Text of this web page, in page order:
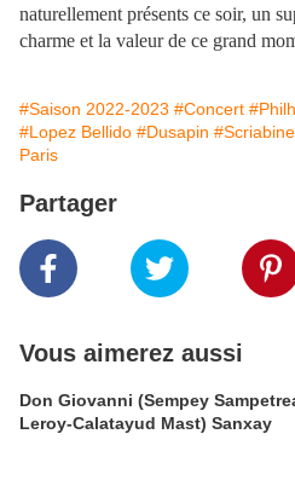
naturellement présents ce soir, un
charme et la valeur de ce grand
#Saison 2022-2023 #Concert
#Lopez Bellido #Dusapin #Scriabine
Paris
Partager
Vous aimerez aussi
Don Giovanni (Sempey
Leroy-Calatayud Mast) Sanxay